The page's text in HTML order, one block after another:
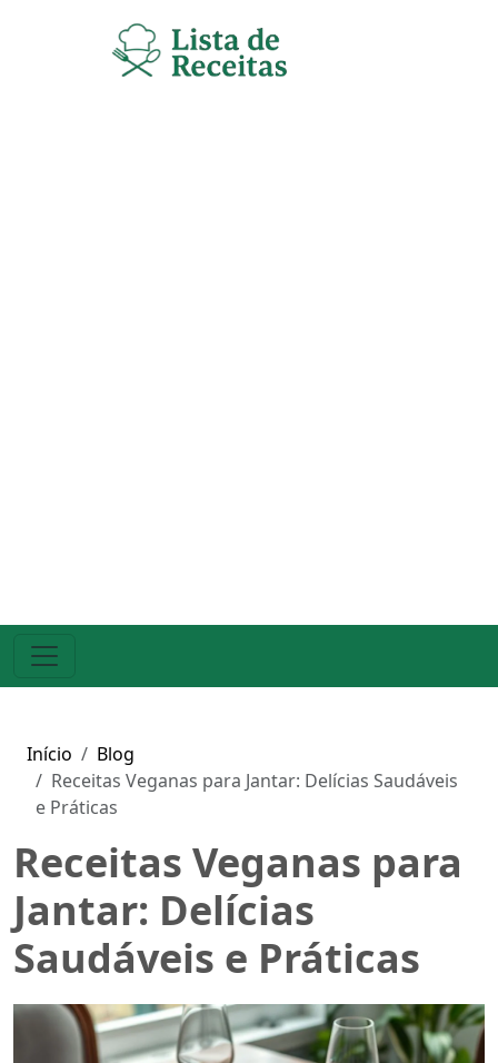
Início
Blog
Receitas Veganas para Jantar: Delícias Saudáveis
e Práticas
Receitas Veganas para
Jantar: Delícias
Saudáveis e Práticas